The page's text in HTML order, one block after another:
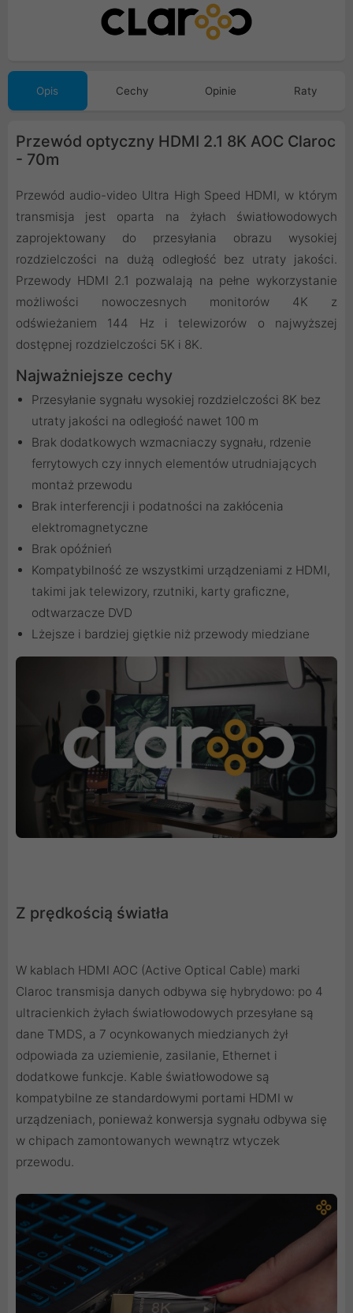
Opis Cechy Opinie Raty
Przewód optyczny HDMI 2.1 8K AOC Claroc
- 70m
Przewód audio-video Ultra High Speed HDMI, w którym
transmisja jest oparta na żyłach światłowodowych
zaprojektowany do przesyłania obrazu wysokiej
rozdzielczości na dużą odległość bez utraty jakości.
Przewody HDMI 2.1 pozwalają na pełne wykorzystanie
możliwości nowoczesnych monitorów 4K z
odświeżaniem 144 Hz i telewizorów o najwyższej
dostępnej rozdzielczości 5K i 8K.
Najważniejsze cechy
Przesyłanie sygnału wysokiej rozdzielczości 8K bez
utraty jakości na odległość nawet 100 m
Brak dodatkowych wzmacniaczy sygnału, rdzenie
ferrytowych czy innych elementów utrudniających
montaż przewodu
Brak interferencji i podatności na zakłócenia
elektromagnetyczne
Brak opóźnień
Kompatybilność ze wszystkimi urządzeniami z HDMI,
takimi jak telewizory, rzutniki, karty graficzne,
odtwarzacze DVD
Lżejsze i bardziej giętkie niż przewody miedziane
Z prędkością światła
W kablach HDMI AOC (Active Optical Cable) marki
Claroc transmisja danych odbywa się hybrydowo: po 4
ultracienkich żyłach światłowodowych przesyłane są
dane TMDS, a 7 ocynkowanych miedzianych żył
odpowiada za uziemienie, zasilanie, Ethernet i
dodatkowe funkcje. Kable światłowodowe są
kompatybilne ze standardowymi portami HDMI w
urządzeniach, ponieważ konwersja sygnału odbywa się
w chipach zamontowanych wewnątrz wtyczek
przewodu.